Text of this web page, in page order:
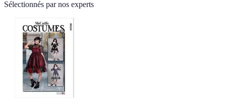
Sélectionnés par nos experts